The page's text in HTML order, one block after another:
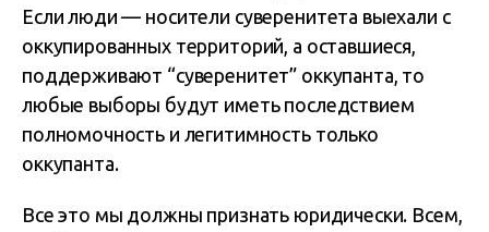
Если люди — носители суверенитета выехали с
оккупированных территорий, а оставшиеся,
поддерживают “суверенитет” оккупанта, то
любые выборы будут иметь последствием
полномочность и легитимность только
оккупанта.
Все это мы должны признать юридически. Всем,